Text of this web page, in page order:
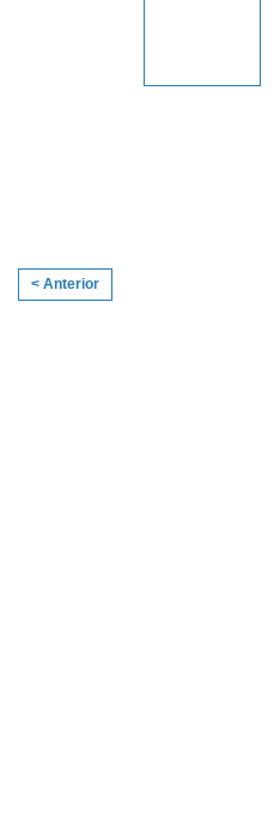
< Anterior